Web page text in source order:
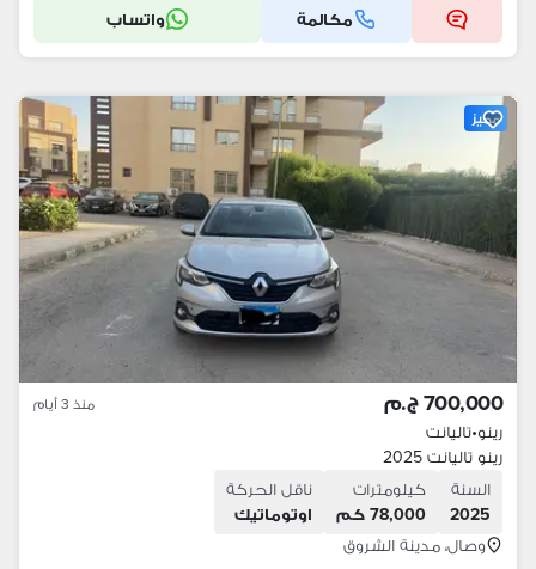
مكالمة واتساب
مميز
700,000 ج.م منذ 3 أيام
رينو•تاليانت
رينو تاليانت 2025
السنة
2025
كيلومترات
78,000 كم
ناقل الحركة
اوتوماتيك
وصال، مدينة الشروق